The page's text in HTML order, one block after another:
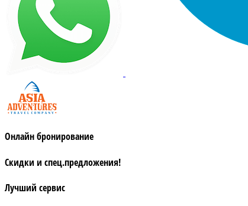
Онлайн бронирование
Скидки и спец.предложения!
Лучший сервис